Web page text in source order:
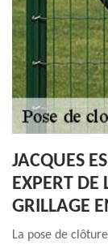
JACQUES
EXPERT DE
GRILLAGE
La pose de